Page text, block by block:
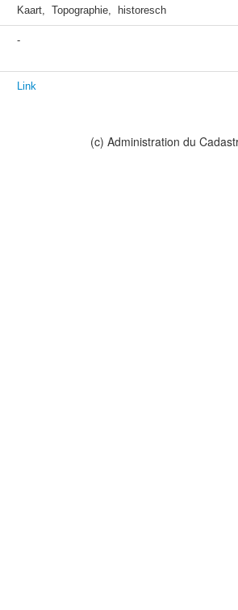
Kaart,  Topographie,  historesch
-
Link
(c) Administration du